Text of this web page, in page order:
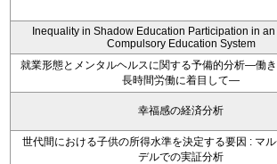
Inequality in Shadow Education Participation in
Compulsory Education System
就業形態とメンタルヘルスに関する予備的分析―働
長時間労働に着目して―
幸福感の経済分析
世代間における子供の所得水準を決定する要因 : マ
デルでの実証分析